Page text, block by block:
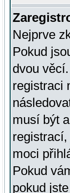
Nejprve
Pokud
dvou
registraci
musí být
moci
Pokud
pokud